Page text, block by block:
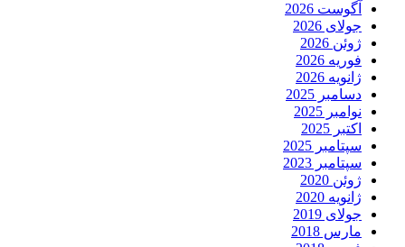
آگوست 2026
جولای 2026
ژوئن 2026
فوریه 2026
ژانویه 2026
دسامبر 2025
نوامبر 2025
اکتبر 2025
سپتامبر 2025
سپتامبر 2023
ژوئن 2020
ژانویه 2020
جولای 2019
مارس 2018